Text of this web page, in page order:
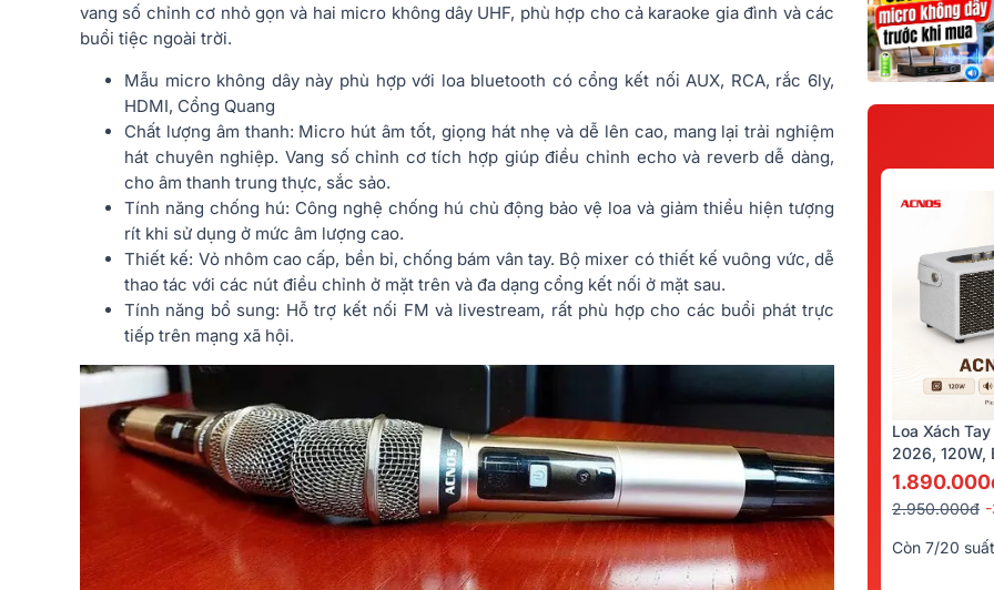
vang số chỉnh cơ nhỏ gọn và hai micro không dây UHF, phù hợp cho cả karaoke gia đình và các
buổi tiệc ngoài trời.
Mẫu micro không dây này phù hợp với loa bluetooth có cổng kết nối AUX, RCA, rắc 6ly,
HDMI, Cổng Quang
Chất lượng âm thanh: Micro hút âm tốt, giọng hát nhẹ và dễ lên cao, mang lại trải nghiệm
hát chuyên nghiệp. Vang số chỉnh cơ tích hợp giúp điều chỉnh echo và reverb dễ dàng,
cho âm thanh trung thực, sắc sảo.
Tính năng chống hú: Công nghệ chống hú chủ động bảo vệ loa và giảm thiểu hiện tượng
rít khi sử dụng ở mức âm lượng cao.
Thiết kế: Vỏ nhôm cao cấp, bền bỉ, chống bám vân tay. Bộ mixer có thiết kế vuông vức, dễ
thao tác với các nút điều chỉnh ở mặt trên và đa dạng cổng kết nối ở mặt sau.
Tính năng bổ sung: Hỗ trợ kết nối FM và livestream, rất phù hợp cho các buổi phát trực
tiếp trên mạng xã hội.
Loa Xách
2026, 120W,
Kèm 2 Tay
2.950.000đ
Còn 7/20 suất